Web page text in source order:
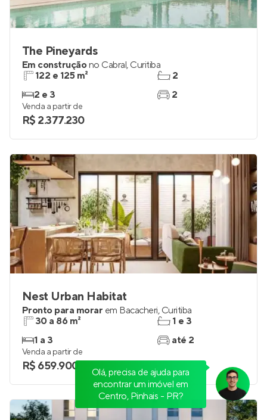
The Pineyards
Em construçãono Cabral, Curitiba
122 e 125 m²
2 e 3
2
2
Venda a partir de
R$ 2.377.230
Nest Urban Habitat
Pronto para morar em Bacacheri, Curitiba
30 a 86 m²
1 a 3
1 e 3
até 2
Venda a partir de
R$ 659.900
Olá, precisa de ajuda para
encontrar um imóvel em
Centro, Pinhais - PR?